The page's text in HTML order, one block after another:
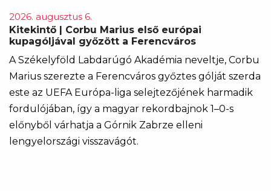
2026. augusztus 6.
Kitekintő | Corbu Marius első európai
kupagóljával győzött a Ferencváros
A Székelyföld Labdarúgó Akadémia neveltje, Corbu
Marius szerezte a Ferencváros győztes gólját szerda
este az UEFA Európa-liga selejtezőjének harmadik
fordulójában, így a magyar rekordbajnok 1–0-s
előnyből várhatja a Górnik Zabrze elleni
lengyelországi visszavágót.